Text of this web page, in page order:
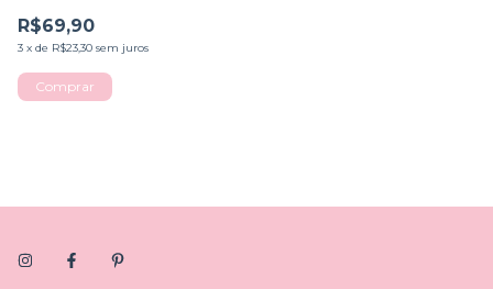
R$69,90
3 x de R$23,30 sem juros